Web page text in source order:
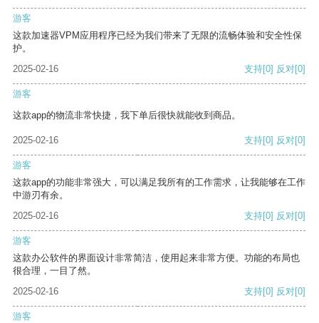
游客
这款加速器VPM应用程序已经为我们带来了无限的流畅体验和安全性保
护。
2025-02-16
支持[0] 反对[0]
游客
这款app的物流非常快捷，我下单后很快就能收到商品。
2025-02-16 支持[0] 反对[0]
游客
这款app的功能非常强大，可以满足我所有的工作需求，让我能够在工作
中游刃有余。
2025-02-16
支持[0] 反对[0]
游客
这款办公软件的界面设计非常简洁，使用起来非常方便。功能的布局也
很合理，一目了然。
2025-02-16
支持[0] 反对[0]
游客